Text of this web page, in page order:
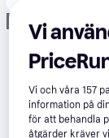
Annons
Vi
Vi och våra157
information på
för att behandla
åtgärder kräver